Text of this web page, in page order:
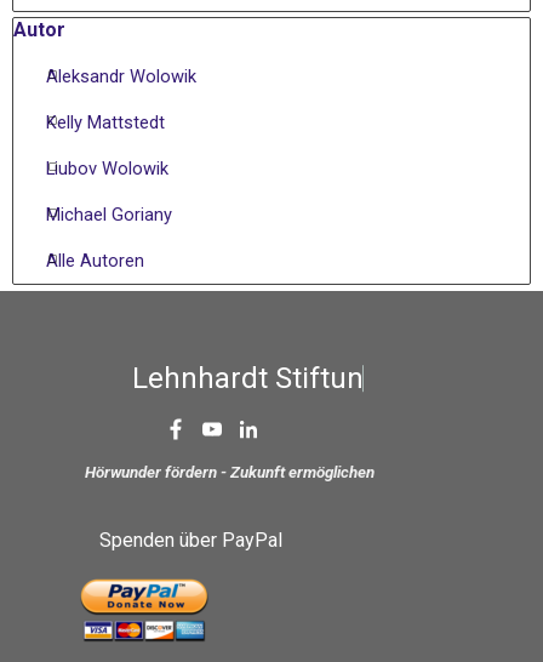
Block überspringen Autor
Autor
Aleksandr Wolowik
Kelly Mattstedt
Liubov Wolowik
Michael Goriany
Alle Autoren
Lehnhardt Stiftung
Spenden über PayPal
Hörwunder fördern - Zukunft ermöglichen